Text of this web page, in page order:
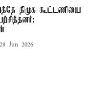
திமுக கூட்டணியை
28 Jun 2026